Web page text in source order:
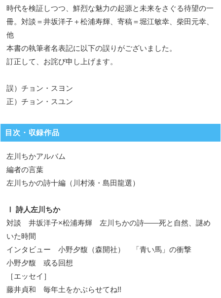
時代を検証しつつ、鮮烈な魅力の起源と未来をさぐる待望の一
冊。対談＝井坂洋子＋松浦寿輝、寄稿＝堀江敏幸、柴田元幸、
他
本書の執筆者名表記に以下の誤りがございました。
訂正して、お詫び申し上げます。
誤）チョン・スヨン
正）チョン・スユン
目次・収録作品
左川ちかアルバム
編者の言葉
左川ちかの詩十編（川村湊・島田龍選）
Ⅰ 詩人左川ちか
対談 井坂洋子×松浦寿輝 左川ちかの詩――死と自然、謎め
いた時間
インタビュー 小野夕馥（森開社） 「青い馬」の衝撃
小野夕馥 或る回想
［エッセイ］
藤井貞和 毎年土をかぶらせてね!!